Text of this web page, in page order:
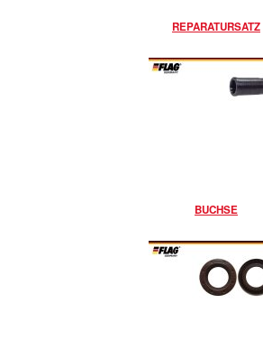
REPARATURSATZ
BUCHSE